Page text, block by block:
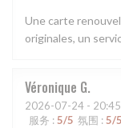
Une carte
originales, un
Véronique G
2026-07-24 -
服务 : 5/5 氛围 : 5/5